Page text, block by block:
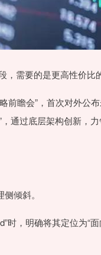
需要的是更高性价比
前瞻会”，首次对外公
通过底层架构创新，
倾斜。
时，明确将其定位为“
1.31%